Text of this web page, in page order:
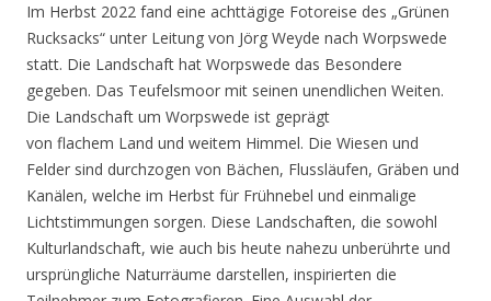
Im Herbst 2022 fand eine achttägige Fotoreise des „Grünen
Rucksacks“ unter Leitung von Jörg Weyde nach Worpswede
statt. Die Landschaft hat Worpswede das Besondere
gegeben. Das Teufelsmoor mit seinen unendlichen Weiten.
Die Landschaft um Worpswede ist geprägt
von flachem Land und weitem Himmel. Die Wiesen und
Felder sind durchzogen von Bächen, Flussläufen, Gräben und
Kanälen, welche im Herbst für Frühnebel und einmalige
Lichtstimmungen sorgen. Diese Landschaften, die sowohl
Kulturlandschaft, wie auch bis heute nahezu unberührte und
ursprüngliche Naturräume darstellen, inspirierten die